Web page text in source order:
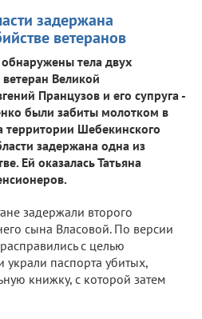
задержана
ветеранов
тела двух
Великой
Пранцузов и его супруга -
были забиты молотком в
территории Шебекинского
задержана одна из
Ей оказалась Татьяна
задержали второго
сына Власовой. По версии
с целью
украли паспорта убитых,
книжку, с которой затем